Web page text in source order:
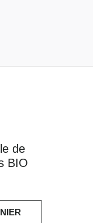
de
BIO